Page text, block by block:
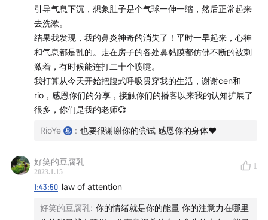
🥳 如果你喜欢我们的节目，欢迎和我们做朋友！
Rio 和 Cen 推荐你可以听」
E65 悦性饮食 I 改变饮食后我们的身体自愈经历
E52 参究自我 I 《臣服实验》：接受生命之流
E47 芳疗 I 聊聊大姨妈和痛经建议
E42 疗愈 I 冥想是一件快乐的事
引导气息下沉，想象肚子是个气球一伸一缩，然后正常起来
去洗漱。
结果我发现，我的鼻炎神奇的消失了！平时一早起来，心神
和气息都是乱的。走在房子的各处鼻黏膜都仿佛不断的被刺
激着，有时候能连打二十个喷嚏。
我打算从今天开始把腹式呼吸贯穿我的生活，谢谢cen和
rio，感恩你们的分享，接触你们的播客以来我的认知扩展了
很多，你们是我的老师💞
RioYe : 也要很谢谢你的尝试 感恩你的身体❤️
好笑的豆腐乳
2023.1.15
1
1:43:50 law of attention
好笑的豆腐乳: 你的情绪就是你的能量 你的注意力在哪里